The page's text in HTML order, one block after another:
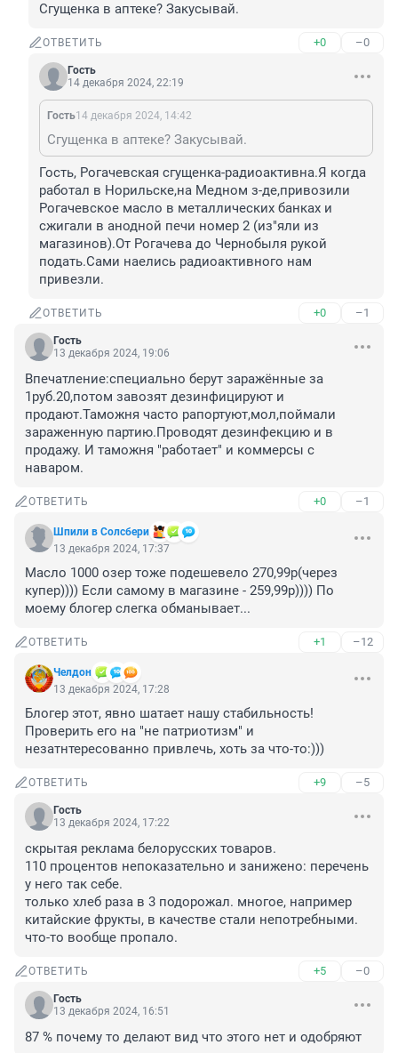
Сгущенка в аптеке? Закусывай.
ОТВЕТИТЬ +0 –0
Гость
14 декабря 2024, 22:19
Гость14 декабря 2024, 14:42
Сгущенка в аптеке? Закусывай.
Гость, Рогачевская сгущенка-радиоактивна.Я когда
работал в Норильске,на Медном з-де,привозили
Рогачевское масло в металлических банках и
сжигали в анодной печи номер 2 (из"яли из
магазинов).От Рогачева до Чернобыля рукой
подать.Сами наелись радиоактивного нам
привезли.
ОТВЕТИТЬ +0 –1
Гость
13 декабря 2024, 19:06
Впечатление:специально берут заражённые за
1руб.20,потом завозят дезинфицируют и
продают.Таможня часто рапортуют,мол,поймали
зараженную партию.Проводят дезинфекцию и в
продажу. И таможня "работает" и коммерсы с
наваром.
ОТВЕТИТЬ +0 –1
Шпили в Солсбери
13 декабря 2024, 17:37
Масло 1000 озер тоже подешевело 270,99р(через
купер)))) Если самому в магазине - 259,99р)))) По
моему блогер слегка обманывает...
ОТВЕТИТЬ +1 –12
Челдон
13 декабря 2024, 17:28
Блогер этот, явно шатает нашу стабильность!
Проверить его на "не патриотизм" и
незатнтересованно привлечь, хоть за что-то:)))
ОТВЕТИТЬ +9 –5
Гость
13 декабря 2024, 17:22
скрытая реклама белорусских товаров.
110 процентов непоказательно и занижено: перечень
у него так себе.
только хлеб раза в 3 подорожал. многое, например
китайские фрукты, в качестве стали непотребными.
что-то вообще пропало.
ОТВЕТИТЬ +5 –0
Гость
13 декабря 2024, 16:51
87 % почему то делают вид что этого нет и одобряют